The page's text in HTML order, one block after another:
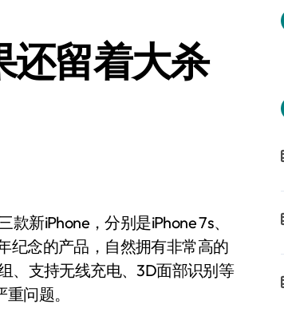
还留着大杀
纪念的产品，自然拥有非常高的
、支持无线充电、3D面部识别等
问题。